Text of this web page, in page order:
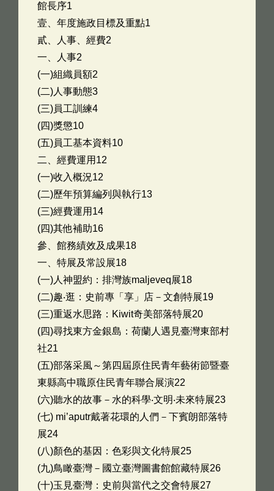
館長序1
壹、年度施政目標及重點1
貳、人事、經費2
一、人事2
(一)組織員額2
(二)人事動態3
(三)員工訓練4
(四)獎懲10
(五)員工基本資料10
二、經費運用12
(一)收入概況12
(二)歷年預算編列與執行13
(三)經費運用14
(四)其他補助16
參、館務績效及成果18
一、特展及常設展18
(一)人神盟約：排灣族maljeveq展18
(二)趣‧逛：史前專「享」店－文創特展19
(三)重返水思路：Kiwit奇美部落特展20
(四)尋找東方金銀島：荷蘭人遇見臺灣東部村
社21
(五)部落采風～第四屆原住民青年藝術節暨臺
東縣高中職原住民青年聯合展演22
(六)聽水的故事－水的科學‧文明‧未來特展23
(七) mi’aputr戴著花環的人們－下賓朗部落特
展24
(八)顏色的基因：色彩與文化特展25
(九)鳥瞰臺灣－國立臺灣圖書館館藏特展26
(十)玉見臺灣：史前與當代之交會特展27